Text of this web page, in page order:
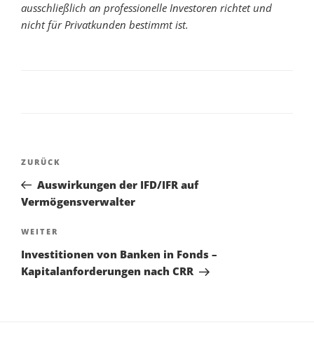
ausschließlich an professionelle Investoren richtet und
nicht für Privatkunden bestimmt ist.
Beitragsnavigation
Vorheriger
Beitrag
ZURÜCK
Auswirkungen der IFD/IFR auf
Vermögensverwalter
Nächster
Beitrag
WEITER
Investitionen von Banken in Fonds –
Kapitalanforderungen nach CRR